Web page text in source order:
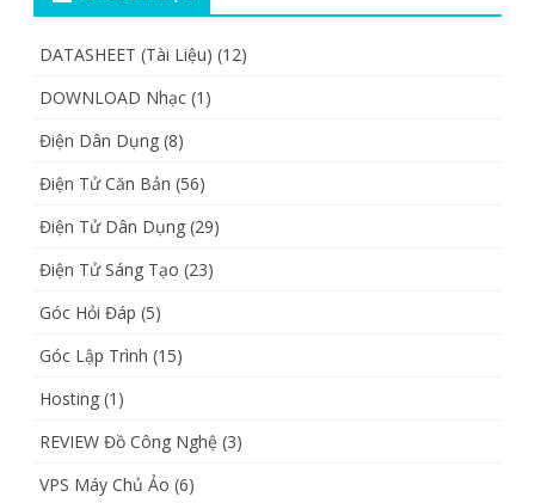
DATASHEET (Tài Liệu) (12)
DOWNLOAD Nhạc (1)
Điện Dân Dụng (8)
Điện Tử Căn Bản (56)
Điện Tử Dân Dụng (29)
Điện Tử Sáng Tạo (23)
Góc Hỏi Đáp (5)
Góc Lập Trình (15)
Hosting (1)
REVIEW Đồ Công Nghệ (3)
VPS Máy Chủ Ảo (6)